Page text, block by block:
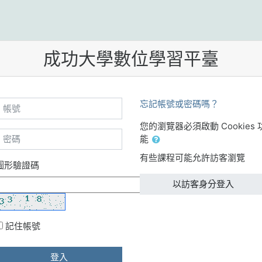
成功大學數位學習平臺
帳號
密碼
形驗證碼
記住帳號
登入
忘記帳號或密碼嗎？
您的瀏覽器必須啟動 Cookies
能
有些課程可能允許訪客瀏覽
以訪客身分登入